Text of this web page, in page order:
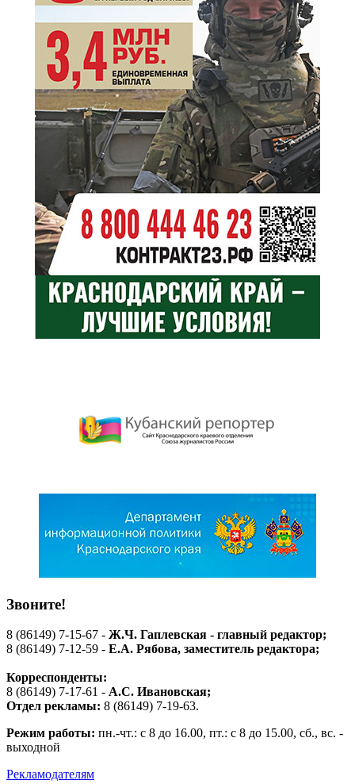
Звоните!
8 (86149) 7-15-67 - Ж.Ч. Гаплевская - главный редактор;
8 (86149) 7-12-59 - Е.А. Рябова, заместитель редактора;
Корреспонденты:
8 (86149) 7-17-61 - А.С. Ивановская;
Отдел рекламы: 8 (86149) 7-19-63.
Режим работы: пн.-чт.: с 8 до 16.00, пт.: с 8 до 15.00, сб., вс. -
выходной
Рекламодателям